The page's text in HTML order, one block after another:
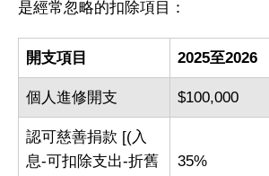
是經常忽略的扣除項目：
開支項目 2025至2026
個人進修開支 $100,000
認可慈善捐款 [(入
息-可扣除支出-折舊
35%